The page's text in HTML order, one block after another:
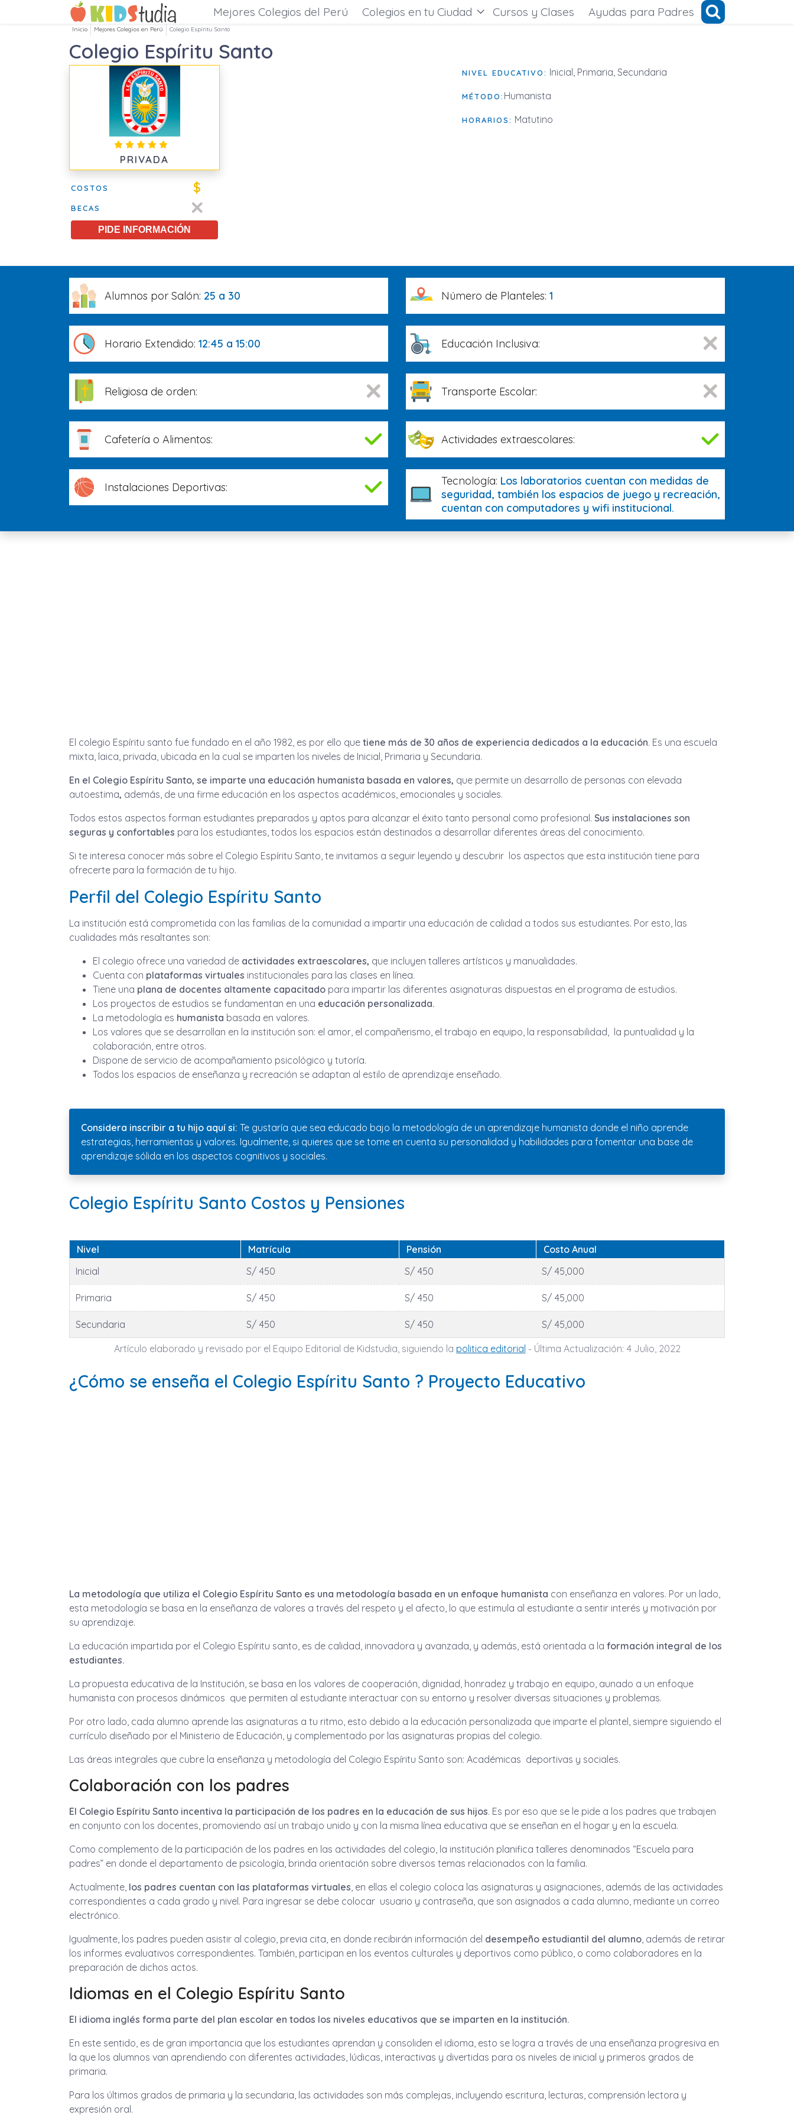
Mejores Colegios del Perú Colegios en tu Ciudad Cursos y Clases Ayudas para Padres
Inicio Mejores Colegios en Perú Colegio Espíritu Santo
Colegio Espíritu Santo
PRIVADA
COSTOS $
BECAS
PIDE INFORMACIÓN
NIVEL EDUCATIVO: Inicial, Primaria, Secundaria
MÉTODO: Humanista
HORARIOS: Matutino
Alumnos por Salón: 25 a 30 Número de Planteles: 1
Horario Extendido: 12:45 a 15:00 Educación Inclusiva:
Religiosa de orden: Transporte Escolar:
Cafetería o Alimentos: Actividades extraescolares:
Instalaciones Deportivas: Tecnología: Los laboratorios cuentan con medidas de
seguridad, también los espacios de juego y recreación,
cuentan con computadores y wifi institucional.
El colegio Espíritu santo fue fundado en el año 1982, es por ello que tiene más de 30 años de experiencia dedicados a la educación. Es una escuela
mixta, laica, privada, ubicada en la cual se imparten los niveles de Inicial, Primaria y Secundaria.
En el Colegio Espíritu Santo, se imparte una educación humanista basada en valores, que permite un desarrollo de personas con elevada
autoestima, además, de una firme educación en los aspectos académicos, emocionales y sociales.
Todos estos aspectos forman estudiantes preparados y aptos para alcanzar el éxito tanto personal como profesional. Sus instalaciones son
seguras y confortables para los estudiantes, todos los espacios están destinados a desarrollar diferentes áreas del conocimiento.
Si te interesa conocer más sobre el Colegio Espíritu Santo, te invitamos a seguir leyendo y descubrir los aspectos que esta institución tiene para
ofrecerte para la formación de tu hijo.
Perfil del Colegio Espíritu Santo
La institución está comprometida con las familias de la comunidad a impartir una educación de calidad a todos sus estudiantes. Por esto, las
cualidades más resaltantes son:
El colegio ofrece una variedad de actividades extraescolares, que incluyen talleres artísticos y manualidades.
Cuenta con plataformas virtuales institucionales para las clases en línea.
Tiene una plana de docentes altamente capacitado para impartir las diferentes asignaturas dispuestas en el programa de estudios.
Los proyectos de estudios se fundamentan en una educación personalizada.
La metodología es humanista basada en valores.
Los valores que se desarrollan en la institución son: el amor, el compañerismo, el trabajo en equipo, la responsabilidad, la puntualidad y la
colaboración, entre otros.
Dispone de servicio de acompañamiento psicológico y tutoría.
Todos los espacios de enseñanza y recreación se adaptan al estilo de aprendizaje enseñado.
Considera inscribir a tu hijo aquí si: Te gustaría que sea educado bajo la metodología de un aprendizaje humanista donde el niño aprende
estrategias, herramientas y valores. Igualmente, si quieres que se tome en cuenta su personalidad y habilidades para fomentar una base de
aprendizaje sólida en los aspectos cognitivos y sociales.
Colegio Espíritu Santo Costos y Pensiones
Nivel Matrícula Pensión
Costo Anual
Inicial
S/ 450 S/ 450 S/ 45,000
Primaria S/ 450 S/ 450 S/ 45,000
Secundaria S/ 450 S/ 450 S/ 45,000
Artículo elaborado y revisado por el Equipo Editorial de Kidstudia, siguiendo la politica editorial - Última Actualización: 4 Julio, 2022
¿Cómo se enseña el Colegio Espíritu Santo ? Proyecto Educativo
La metodología que utiliza el Colegio Espíritu Santo es una metodología basada en un enfoque humanista con enseñanza en valores. Por un lado,
esta metodología se basa en la enseñanza de valores a través del respeto y el afecto, lo que estimula al estudiante a sentir interés y motivación por
su aprendizaje.
La educación impartida por el Colegio Espíritu santo, es de calidad, innovadora y avanzada, y además, está orientada a la formación integral de los
estudiantes.
La propuesta educativa de la Institución, se basa en los valores de cooperación, dignidad, honradez y trabajo en equipo, aunado a un enfoque
humanista con procesos dinámicos que permiten al estudiante interactuar con su entorno y resolver diversas situaciones y problemas.
Por otro lado, cada alumno aprende las asignaturas a tu ritmo, esto debido a la educación personalizada que imparte el plantel, siempre siguiendo el
currículo diseñado por el Ministerio de Educación, y complementado por las asignaturas propias del colegio.
Las áreas integrales que cubre la enseñanza y metodología del Colegio Espíritu Santo son: Académicas deportivas y sociales.
Colaboración con los padres
El Colegio Espíritu Santo incentiva la participación de los padres en la educación de sus hijos. Es por eso que se le pide a los padres que trabajen
en conjunto con los docentes, promoviendo así un trabajo unido y con la misma línea educativa que se enseñan en el hogar y en la escuela.
Como complemento de la participación de los padres en las actividades del colegio, la institución planifica talleres denominados “Escuela para
padres” en donde el departamento de psicología, brinda orientación sobre diversos temas relacionados con la familia.
Actualmente, los padres cuentan con las plataformas virtuales, en ellas el colegio coloca las asignaturas y asignaciones, además de las actividades
correspondientes a cada grado y nivel. Para ingresar se debe colocar usuario y contraseña, que son asignados a cada alumno, mediante un correo
electrónico.
Igualmente, los padres pueden asistir al colegio, previa cita, en donde recibirán información del desempeño estudiantil del alumno, además de retirar
los informes evaluativos correspondientes. También, participan en los eventos culturales y deportivos como público, o como colaboradores en la
preparación de dichos actos.
Idiomas en el Colegio Espíritu Santo
El idioma inglés forma parte del plan escolar en todos los niveles educativos que se imparten en la institución.
En este sentido, es de gran importancia que los estudiantes aprendan y consoliden el idioma, esto se logra a través de una enseñanza progresiva en
la que los alumnos van aprendiendo con diferentes actividades, lúdicas, interactivas y divertidas para os niveles de inicial y primeros grados de
primaria.
Para los últimos grados de primaria y la secundaria, las actividades son más complejas, incluyendo escritura, lecturas, comprensión lectora y
expresión oral.